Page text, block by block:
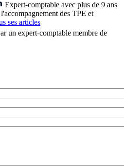
Expert-comptable avec plus de 9 ans
des TPE et
ses articles
un expert-comptable membre de